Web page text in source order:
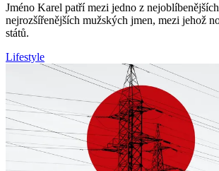
Jméno Karel patří mezi jedno z
nejrozšířenějších mužských jmen, mezi jehož
států.
Lifestyle